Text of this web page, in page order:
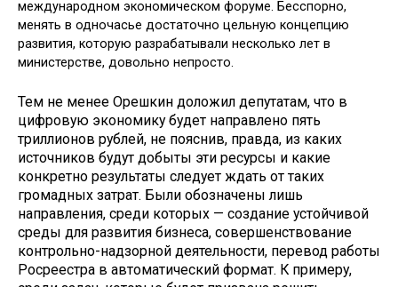
международном экономическом форуме. Бесспорно,
менять в одночасье достаточно цельную концепцию
развития, которую разрабатывали несколько лет в
министерстве, довольно непросто.
Тем не менее Орешкин доложил депутатам, что в
цифровую экономику будет направлено пять
триллионов рублей, не пояснив, правда, из каких
источников будут добыты эти ресурсы и какие
конкретно результаты следует ждать от таких
громадных затрат. Были обозначены лишь
направления, среди которых — создание устойчивой
среды для развития бизнеса, совершенствование
контрольно-надзорной деятельности, перевод работы
Росреестра в автоматический формат. К примеру,